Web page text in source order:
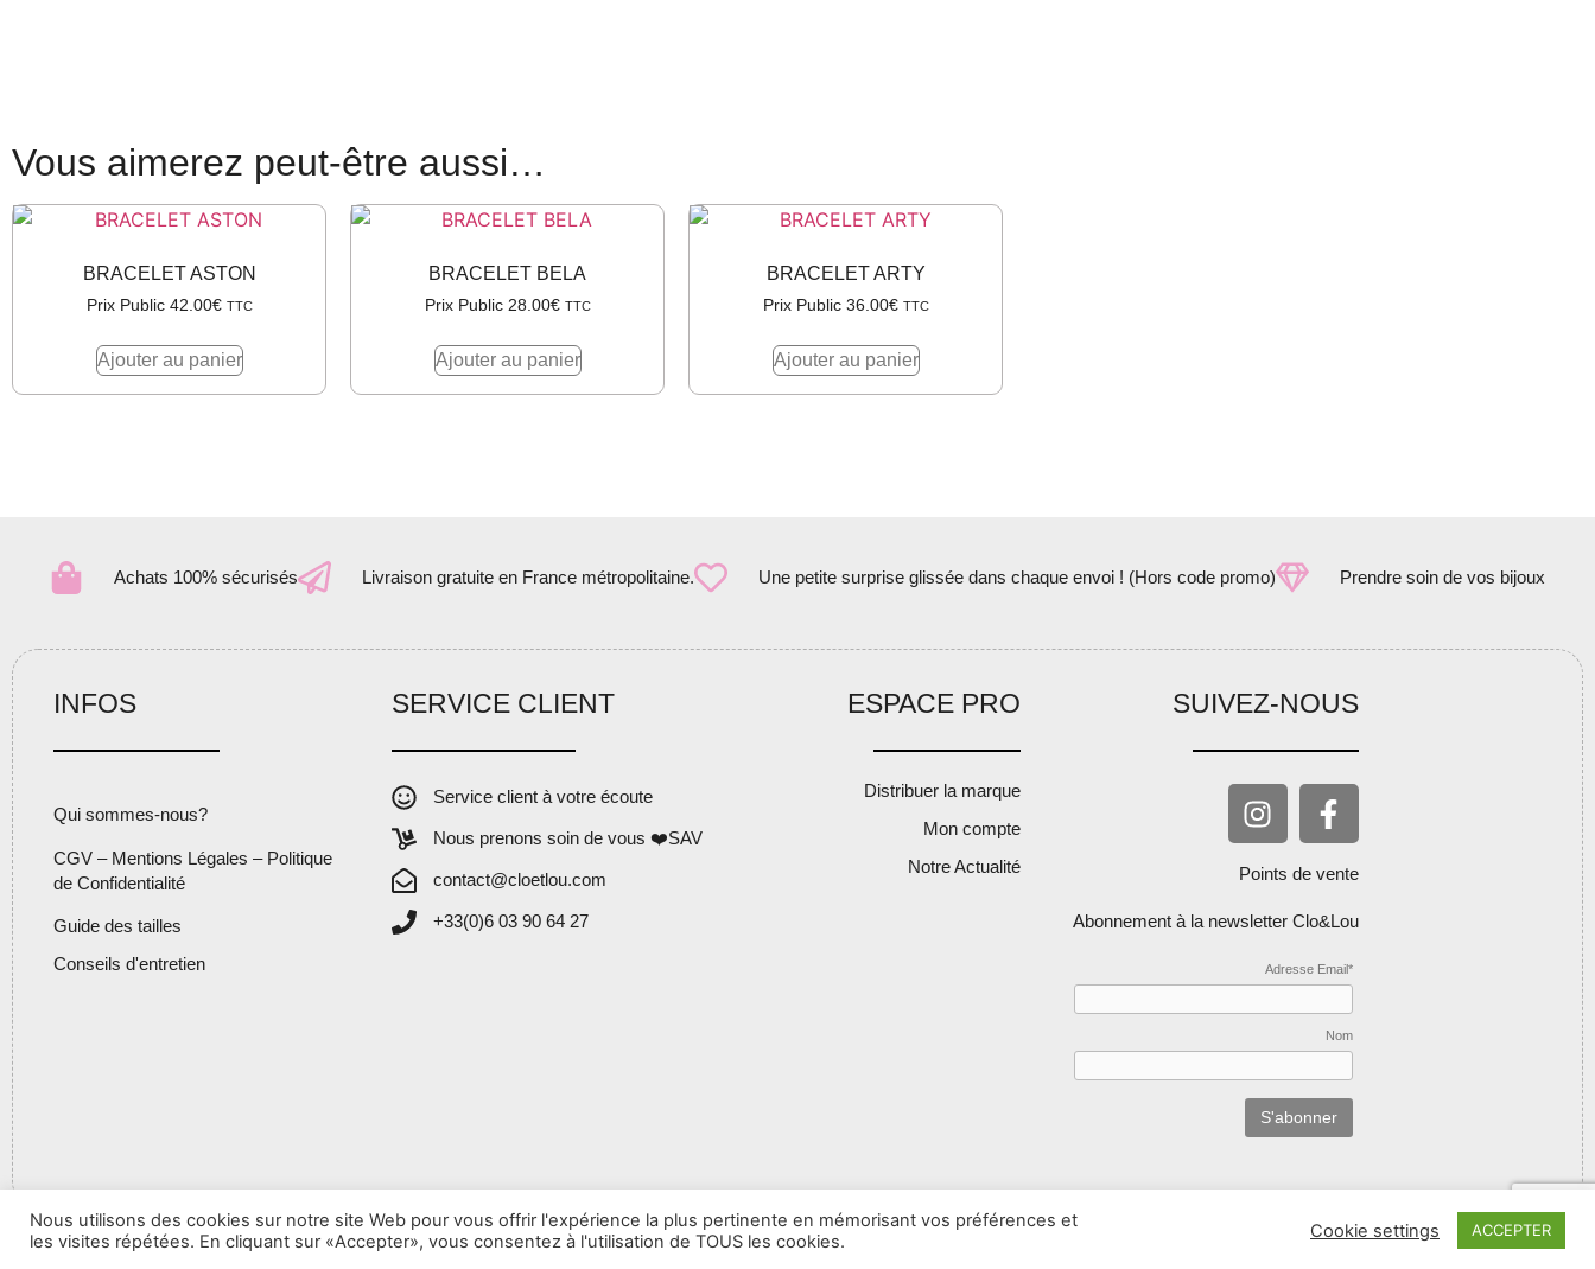
Vous aimerez peut-être aussi…
BRACELET ASTON
Prix Public 42.00€ TTC
Ajouter au panier
BRACELET BELA
Prix Public 28.00€ TTC
Ajouter au panier
BRACELET ARTY
Prix Public 36.00€ TTC
Ajouter au panier
Achats 100% sécurisés Livraison gratuite en France métropolitaine. Une petite surprise glissée dans chaque envoi ! (Hors code promo) Prendre soin de vos bijoux
INFOS
Qui sommes-nous?
CGV – Mentions Légales – Politique
de Confidentialité
Guide des tailles
Conseils d'entretien
SERVICE CLIENT
Service client à votre écoute
Nous prenons soin de vous ❤️SAV
contact@cloetlou.com
+33(0)6 03 90 64 27
ESPACE PRO
Distribuer la marque
Mon compte
Notre Actualité
SUIVEZ-NOUS
Points de vente
Abonnement à la newsletter Clo&Lou
Adresse Email*
Nom
2022 Copyright all right reserved Clo&Lou
Nous utilisons des cookies sur notre site Web pour vous offrir l'expérience la plus pertinente en mémorisant vos préférences et
les visites répétées. En cliquant sur «Accepter», vous consentez à l'utilisation de TOUS les cookies.
Cookie settings ACCEPTER